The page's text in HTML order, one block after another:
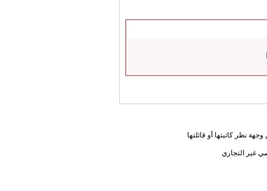
نظر كاتبتها أو قائلتها
غير التجاري